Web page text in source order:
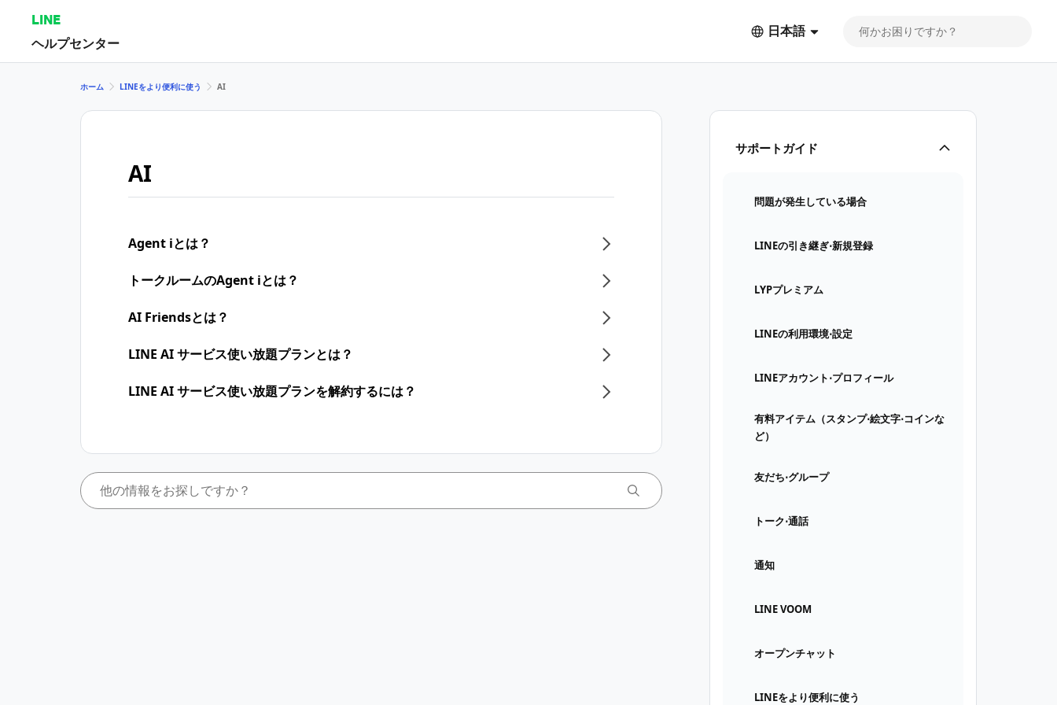
LINE
ヘルプセンター
日本語
サポートガイド
問題が発生している場合
LINEの引き継ぎ⋅新規登録
LYPプレミアム
LINEの利用環境⋅設定
LINEアカウント⋅プロフィール
有料アイテム（スタンプ⋅絵文字⋅コインな
ど）
友だち⋅グループ
トーク⋅通話
通知
LINE VOOM
オープンチャット
LINEをより便利に使う
ホーム LINEをより便利に使う AI
AI
Agent iとは？
トークルームのAgent iとは？
AI Friendsとは？
LINE AI サービス使い放題プランとは？​
LINE AI サービス使い放題プランを​解約するには？​